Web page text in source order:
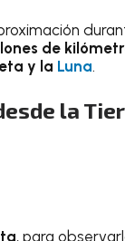
de
y la Luna.
la
, para